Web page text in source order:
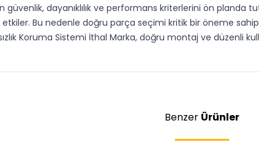
dayanıklılık ve performans kriterlerini ön planda
Bu nedenle doğru parça seçimi kritik bir öneme
Koruma Sistemi İthal Marka, doğru montaj ve düzenli
Benzer Ürünler